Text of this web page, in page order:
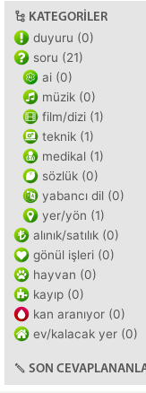
KATEGORILER
duyuru (0)
soru (21)
ai (0)
müzik (0)
film/dizi (1)
teknik (1)
medikal (1)
sözlük (0)
yabancı dil (0)
yer/yön (1)
alınık/satılık (0)
gönül işleri (0)
hayvan (0)
kayıp (0)
kan aranıyor (0)
ev/kalacak yer (0)
SON